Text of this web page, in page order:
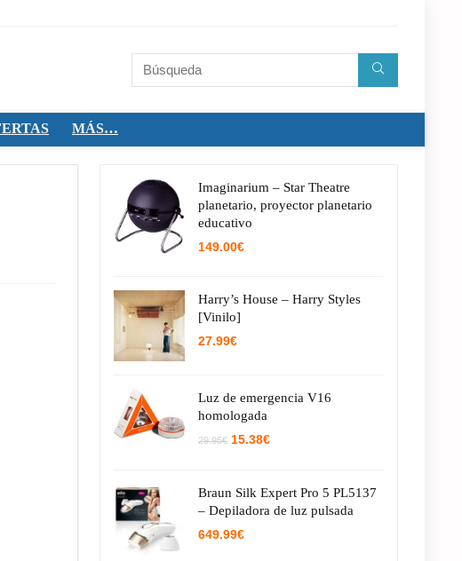
MÁS…
Imaginarium – Star Theatre
planetario, proyector planetario
educativo
149.00€
Harry’s House – Harry Styles
[Vinilo]
27.99€
Luz de emergencia V16
homologada
29.95€ El
29.95€.
15.38€El
15.38€.
Braun Silk Expert Pro 5 PL5137
– Depiladora de luz pulsada
649.99€